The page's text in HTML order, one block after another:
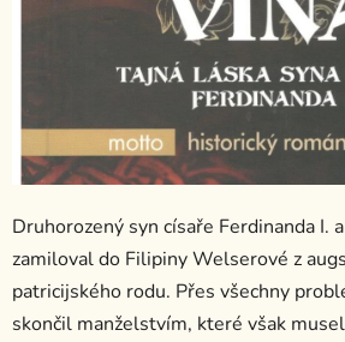
Druhorozený syn císaře Ferdinanda I.
zamiloval do Filipiny Welserové z
patricijského rodu. Přes všechny
skončil manželstvím, které však